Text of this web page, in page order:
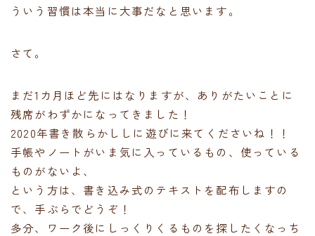
ういう習慣は本当に大事だなと思います。
さて。
まだ1カ月ほど先にはなりますが、ありがたいことに
残席がわずかになってきました！
2020年書き散らかししに遊びに来てくださいね！！
手帳やノートがいま気に入っているもの、使っている
ものがないよ、
という方は、書き込み式のテキストを配布しますの
で、手ぶらでどうぞ！
多分、ワーク後にしっくりくるものを探したくなっち